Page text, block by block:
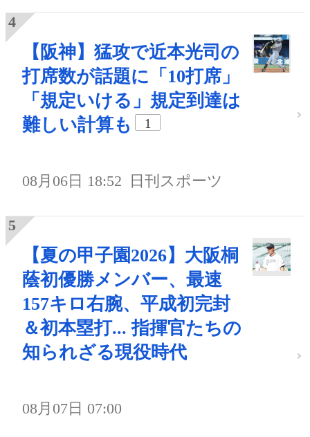
【阪神】猛攻で近本光司の
打席数が話題に「10打席」
「規定いける」規定到達は
難しい計算も
1
08月06日 18:52 日刊スポーツ
【夏の甲子園2026】大阪桐
蔭初優勝メンバー、最速
157キロ右腕、平成初完封
＆初本塁打... 指揮官たちの
知られざる現役時代
08月07日 07:00